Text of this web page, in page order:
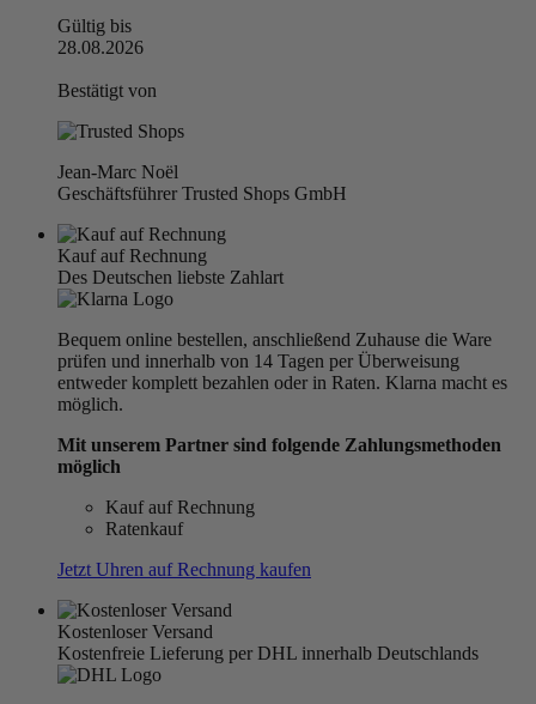
Gültig bis
28.08.2026
Bestätigt von
Jean-Marc Noël
Geschäftsführer Trusted Shops GmbH
Kauf auf Rechnung
Des Deutschen liebste Zahlart
Bequem online bestellen, anschließend Zuhause die Ware
prüfen und innerhalb von 14 Tagen per Überweisung
entweder komplett bezahlen oder in Raten. Klarna macht es
möglich.
Mit unserem Partner sind folgende Zahlungsmethoden
möglich
Kauf auf Rechnung
Ratenkauf
Jetzt Uhren auf Rechnung kaufen
Kostenloser Versand
Kostenfreie Lieferung per DHL innerhalb Deutschlands